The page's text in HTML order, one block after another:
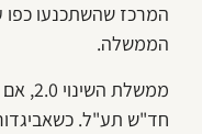
המרכז שהשתכנעו כפו
הממשלה.
חד"ש תע"ל.